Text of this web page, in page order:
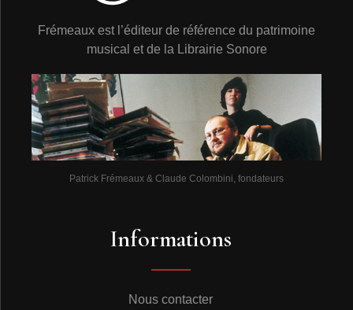
Frémeaux est l’éditeur de référence du patrimoine
musical et de la Librairie Sonore
Patrick Frémeaux & Claude Colombini, fondateurs
Informations
Nous contacter